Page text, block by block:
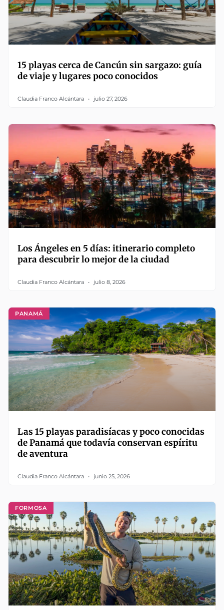
15 playas cerca de Cancún sin sargazo: guía
de viaje y lugares poco conocidos
Claudia Franco Alcántara julio 27, 2026
Los Ángeles en 5 días: itinerario completo
para descubrir lo mejor de la ciudad
Claudia Franco Alcántara julio 8, 2026
PANAMÁ
Las 15 playas paradisíacas y poco conocidas
de Panamá que todavía conservan espíritu
de aventura
Claudia Franco Alcántara junio 25, 2026
FORMOSA